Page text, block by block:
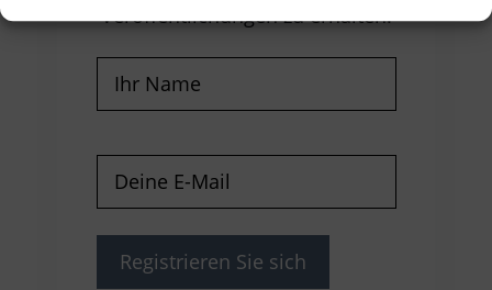
Veröffentlichungen zu erhalten.
Name
Mail(erforderlich)